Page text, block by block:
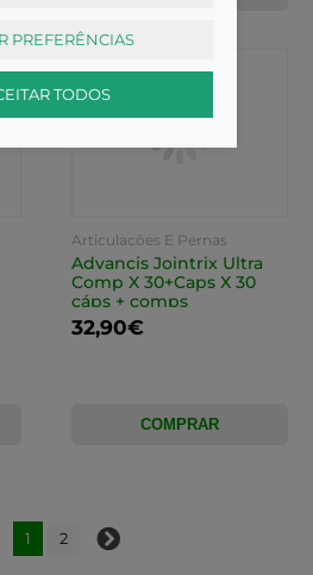
Articulações E Pernas
Cansadas
Advancis Jointrix Ultra
Comp X 30+Caps X 30
cáps + comps
32,90€
COMPRAR
1 2
PREFERÊNCIAS
TODOS